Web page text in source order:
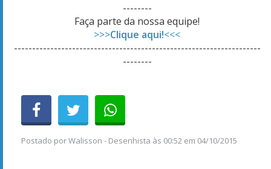
--------
Faça parte da nossa equipe!
>>>Clique aqui!<<<
--------------------------------------------------------------------
--------
Postado porWalisson - Desenhista às 00:52 em 04/10/2015